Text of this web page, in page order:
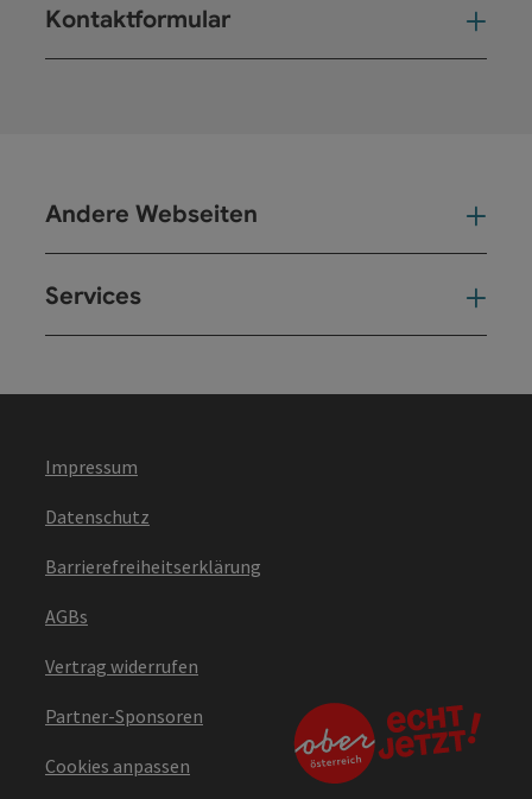
Kontaktformular
Andere Webseiten
Services
Impressum
Datenschutz
Barrierefreiheitserklärung
AGBs
Vertrag widerrufen
Partner-Sponsoren
Cookies anpassen